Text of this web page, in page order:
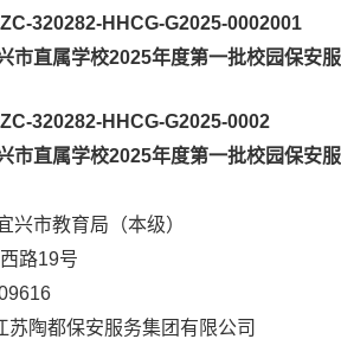
320282-HHCG-G2025-0002001
市直属学校2025年度第一批校园保安
320282-HHCG-G2025-0002
市直属学校2025年度第一批校园保安
兴市教育局（本级）
路19号
苏陶都保安服务集团有限公司